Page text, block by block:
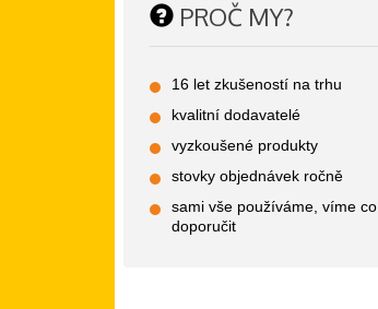
PROČ MY?
16 let zkušeností na trhu
kvalitní dodavatelé
vyzkoušené produkty
stovky objednávek ročně
sami vše používáme, víme co
doporučit